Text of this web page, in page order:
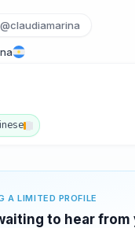
@claudiamarina
A LIMITED PROFILE
to hear from